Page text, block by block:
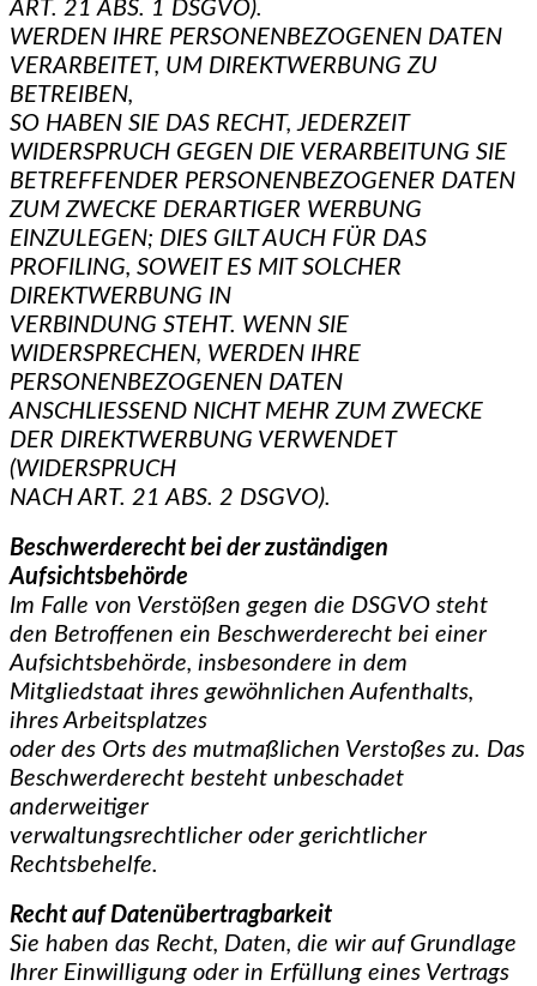
ART. 21 ABS. 1 DSGVO).
WERDEN IHRE PERSONENBEZOGENEN DATEN
VERARBEITET, UM DIREKTWERBUNG ZU
BETREIBEN,
SO HABEN SIE DAS RECHT, JEDERZEIT
WIDERSPRUCH GEGEN DIE VERARBEITUNG SIE
BETREFFENDER PERSONENBEZOGENER DATEN
ZUM ZWECKE DERARTIGER WERBUNG
EINZULEGEN; DIES GILT AUCH FÜR DAS
PROFILING, SOWEIT ES MIT SOLCHER
DIREKTWERBUNG IN
VERBINDUNG STEHT. WENN SIE
WIDERSPRECHEN, WERDEN IHRE
PERSONENBEZOGENEN DATEN
ANSCHLIESSEND NICHT MEHR ZUM ZWECKE
DER DIREKTWERBUNG VERWENDET
(WIDERSPRUCH
NACH ART. 21 ABS. 2 DSGVO).
Beschwerderecht bei der zuständigen
Aufsichtsbehörde
Im Falle von Verstößen gegen die DSGVO steht
den Betroffenen ein Beschwerderecht bei einer
Aufsichtsbehörde, insbesondere in dem
Mitgliedstaat ihres gewöhnlichen Aufenthalts,
ihres Arbeitsplatzes
oder des Orts des mutmaßlichen Verstoßes zu. Das
Beschwerderecht besteht unbeschadet
anderweitiger
verwaltungsrechtlicher oder gerichtlicher
Rechtsbehelfe.
Recht auf Datenübertragbarkeit
Sie haben das Recht, Daten, die wir auf Grundlage
Ihrer Einwilligung oder in Erfüllung eines Vertrags